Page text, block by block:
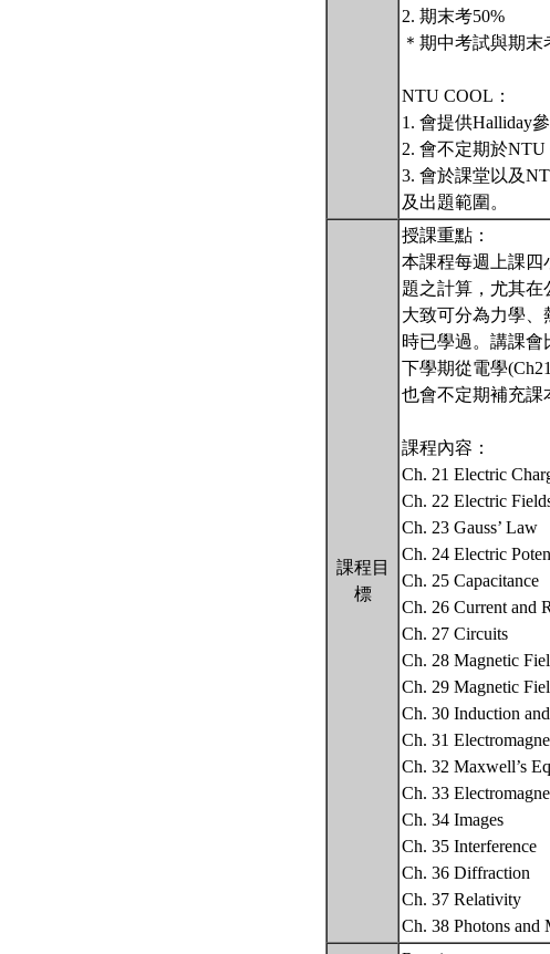
2. 期末考50%
＊期中考試與期
NTU COOL：
1. 會提供Halliday
2. 會不定期於
3. 會於課堂以及
及出題範圍。
課程目
標
授課重點：
本課程每週上課四
題之計算，尤其在
大致可分為力學
時已學過。講課會
下學期從電學
也會不定期補充課
課程內容：
Ch. 21 Electric
Ch. 22 Electric
Ch. 23 Gauss’ Law
Ch. 24 Electric
Ch. 25 Capacitance
Ch. 26 Current and
Ch. 27 Circuits
Ch. 28 Magnetic
Ch. 29 Magnetic
Ch. 30 Induction
Ch. 31
Ch. 32 Maxwell’s
Ch. 33
Ch. 34 Images
Ch. 35 Interference
Ch. 36 Diffraction
Ch. 37 Relativity
Ch. 38 Photons and